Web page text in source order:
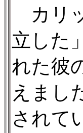
カリ
立した
れた彼
えまし
されて